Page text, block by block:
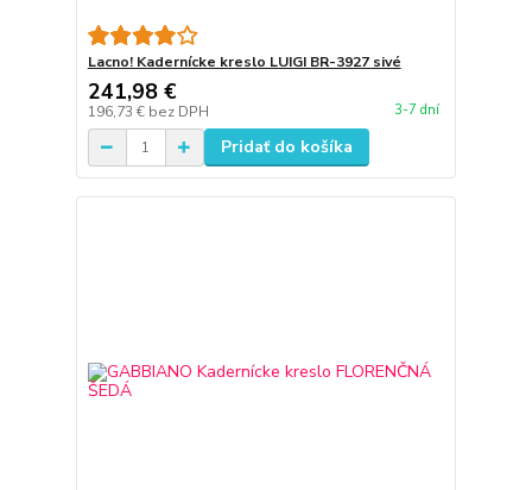
Lacno! Kadernícke kreslo LUIGI BR-3927 sivé
241,98 €
196,73 € bez DPH 3-7 dní
Pridať do košíka